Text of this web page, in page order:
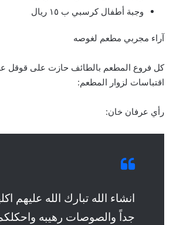
وجبة أطفال كرسبي ب ١٥ ريال
آراء مجربي مطعم لغوصه
كل فروع المطعم بالطائف حازت على قوقل
اقتباسات لزوار المطعم:
رأي عرفان خان:
انشاء الله تبارك الله عليهم
جداً والصوصات رهيبه